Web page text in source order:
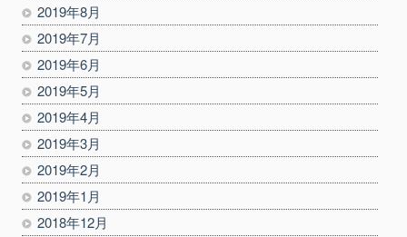
2019年8月
2019年7月
2019年6月
2019年5月
2019年4月
2019年3月
2019年2月
2019年1月
2018年12月